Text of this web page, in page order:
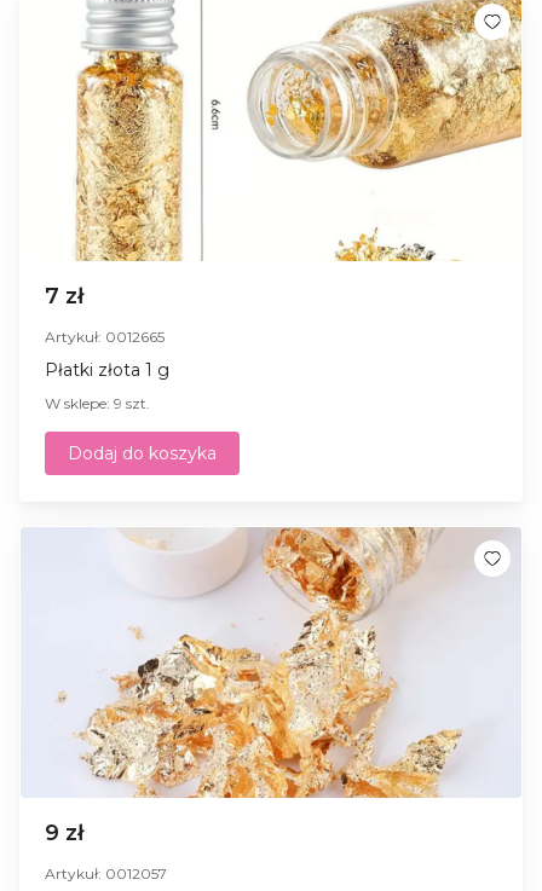
7 zł
Artykuł: 0012665
Płatki złota 1 g
W sklepe: 9 szt.
Dodaj do koszyka
9 zł
Artykuł: 0012057